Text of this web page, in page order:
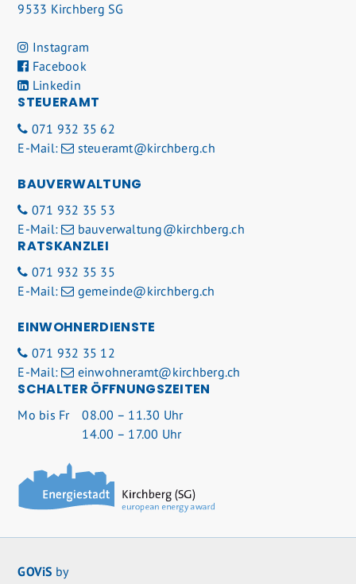
9533 Kirchberg SG
Instagram
Facebook
Linkedin
STEUERAMT
071 932 35 62
E-Mail:
steueramt@kirchberg.ch
BAUVERWALTUNG
071 932 35 53
E-Mail:
bauverwaltung@kirchberg.ch
RATSKANZLEI
071 932 35 35
E-Mail:
gemeinde@kirchberg.ch
EINWOHNERDIENSTE
071 932 35 12
E-Mail:
einwohneramt@kirchberg.ch
SCHALTER ÖFFNUNGSZEITEN
Mo bis Fr
08.00 – 11.30 Uhr
14.00 – 17.00 Uhr
GOViS by